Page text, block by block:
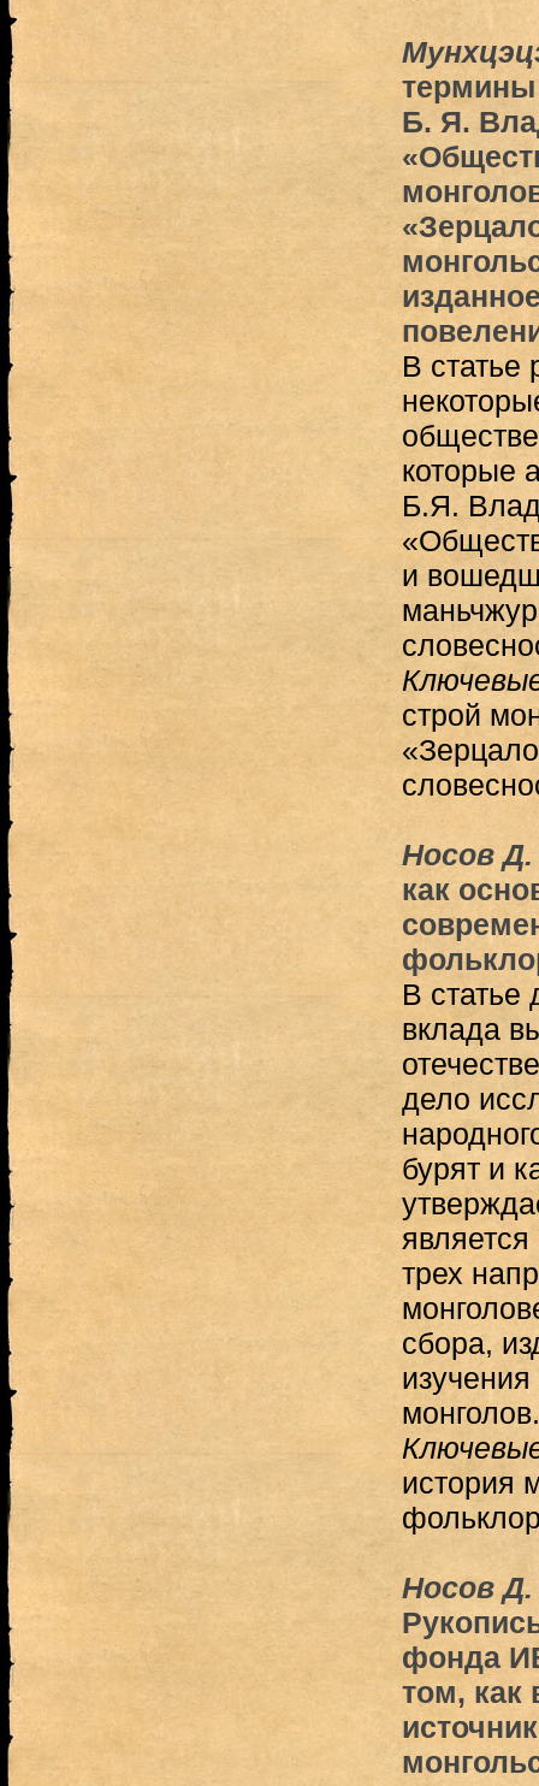
термины
Б. Я.
В статье
которые
Б.Я.
и
строй
Носов
как
В статье
вклада
дело
бурят и
трех
сбора,
монголов.
история
Носов
фонда
том, как